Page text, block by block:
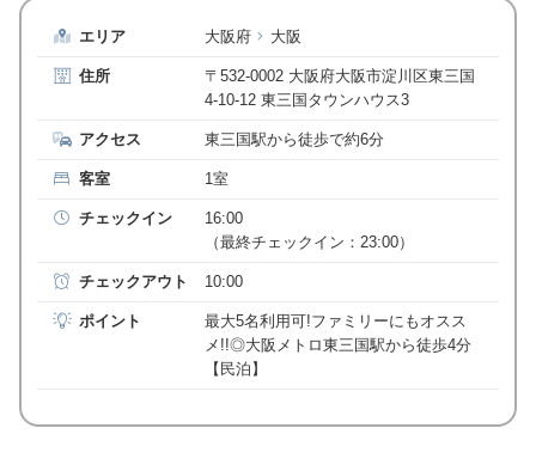
エリア 大阪府 大阪
住所
〒532-0002 大阪府大阪市淀川区東三国
4-10-12 東三国タウンハウス3
アクセス 東三国駅から徒歩で約6分
客室 1室
チェックイン
16:00
（最終チェックイン：23:00）
チェックアウト 10:00
ポイント
最大5名利用可!ファミリーにもオスス
メ!!◎大阪メトロ東三国駅から徒歩4分
【民泊】